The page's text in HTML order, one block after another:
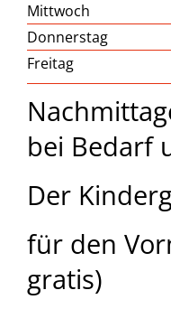
Mittwoch
Donnerstag
Freitag
bei Bedarf
Der
für den
gratis)